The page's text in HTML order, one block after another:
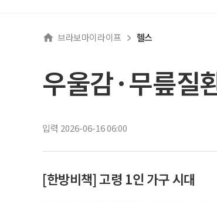
브라보마이라이프 헬스
우울감·무릎질
입력 2026-06-16 06:00
[한방비책] 고령 1인 가구 시대